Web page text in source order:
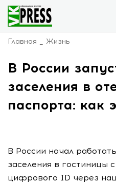
Главная Жизнь
В России
заселения в
паспорта: как
В России начал
заселения в гостиницы
цифрового ID через